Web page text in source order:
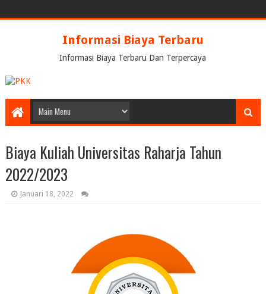
Informasi Biaya Terbaru
Informasi Biaya Terbaru Dan Terpercaya
Biaya Kuliah Universitas Raharja Tahun
2022/2023
Januari 18, 2022